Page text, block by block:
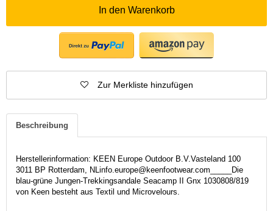
In den Warenkorb
Zur Merkliste hinzufügen
Beschreibung
Herstellerinformation: KEEN Europe Outdoor B.V.Vasteland 100
3011 BP Rotterdam, NLinfo.europe@keenfootwear.com_____Die
blau-grüne Jungen-Trekkingsandale Seacamp II Gnx 1030808/819
von Keen besteht aus Textil und Microvelours.